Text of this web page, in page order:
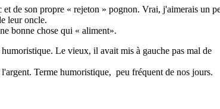
de son propre « rejeton » pognon. Vrai, j'aimerais un
leur oncle.
bonne chose qui « aliment».
Le vieux, il avait mis à gauche pas mal de
Terme humoristique, peu fréquent de nos jours.